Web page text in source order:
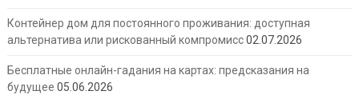
Контейнер дом для постоянного проживания: доступная
альтернатива или рискованный компромисс02.07.2026
Бесплатные онлайн-гадания на картах: предсказания на
будущее 05.06.2026